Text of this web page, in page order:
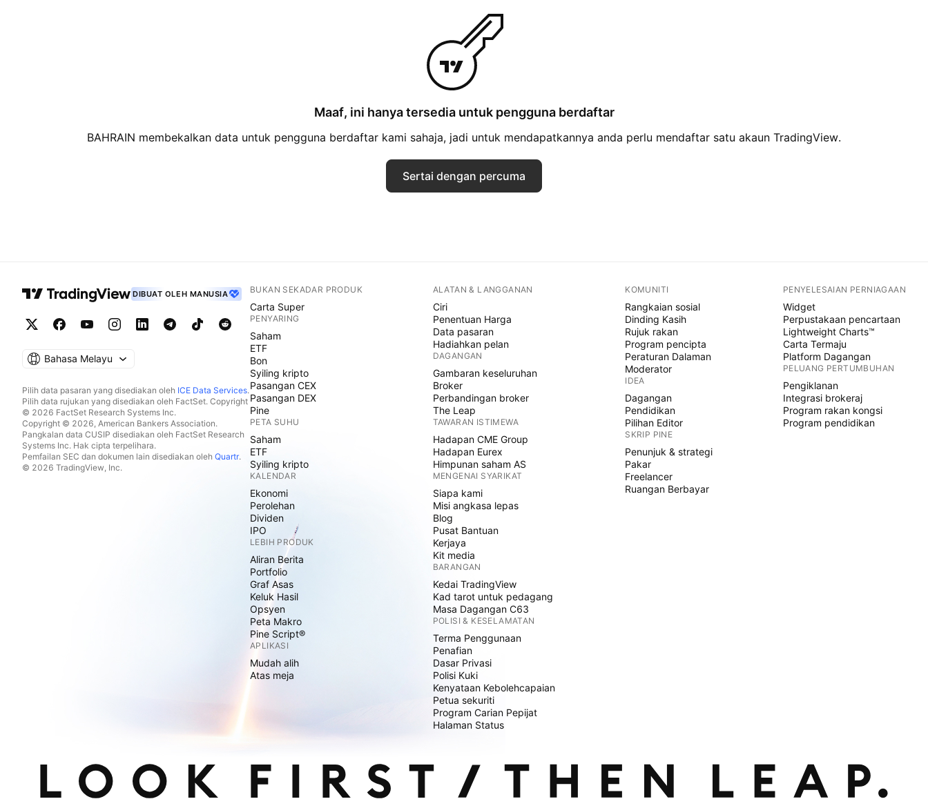
Maaf, ini hanya tersedia untuk pengguna berdaftar
BAHRAIN membekalkan data untuk pengguna berdaftar kami sahaja, jadi untuk mendapatkannya anda perlu mendaftar satu akaun TradingView.
Sertai dengan percuma
DIBUAT OLEH MANUSIA
Bahasa Melayu
Pilih data pasaran yang disediakan oleh ICE Data Services.
Pilih data rujukan yang disediakan oleh FactSet. Copyright
© 2026 FactSet Research Systems Inc.
Copyright © 2026, American Bankers Association.
Pangkalan data CUSIP disediakan oleh FactSet Research
Systems Inc. Hak cipta terpelihara.
Pemfailan SEC dan dokumen lain disediakan oleh Quartr.
© 2026 TradingView, Inc.
BUKAN SEKADAR PRODUK
Carta Super
PENYARING
Saham
ETF
Bon
Syiling kripto
Pasangan CEX
Pasangan DEX
Pine
PETA SUHU
Saham
ETF
Syiling kripto
KALENDAR
Ekonomi
Perolehan
Dividen
IPO
LEBIH PRODUK
Aliran Berita
Portfolio
Graf Asas
Keluk Hasil
Opsyen
Peta Makro
Pine Script®
APLIKASI
Mudah alih
Atas meja
ALATAN & LANGGANAN
Ciri
Penentuan Harga
Data pasaran
Hadiahkan pelan
DAGANGAN
Gambaran keseluruhan
Broker
Perbandingan broker
The Leap
TAWARAN ISTIMEWA
Hadapan CME Group
Hadapan Eurex
Himpunan saham AS
MENGENAI SYARIKAT
Siapa kami
Misi angkasa lepas
Blog
Pusat Bantuan
Kerjaya
Kit media
BARANGAN
Kedai TradingView
Kad tarot untuk pedagang
Masa Dagangan C63
POLISI & KESELAMATAN
Terma Penggunaan
Penafian
Dasar Privasi
Polisi Kuki
Kenyataan Kebolehcapaian
Petua sekuriti
Program Carian Pepijat
Halaman Status
KOMUNITI
Rangkaian sosial
Dinding Kasih
Rujuk rakan
Program pencipta
Peraturan Dalaman
Moderator
IDEA
Dagangan
Pendidikan
Pilihan Editor
SKRIP PINE
Penunjuk & strategi
Pakar
Freelancer
Ruangan Berbayar
PENYELESAIAN PERNIAGAAN
Widget
Perpustakaan pencartaan
Lightweight Charts™
Carta Termaju
Platform Dagangan
PELUANG PERTUMBUHAN
Pengiklanan
Integrasi brokeraj
Program rakan kongsi
Program pendidikan